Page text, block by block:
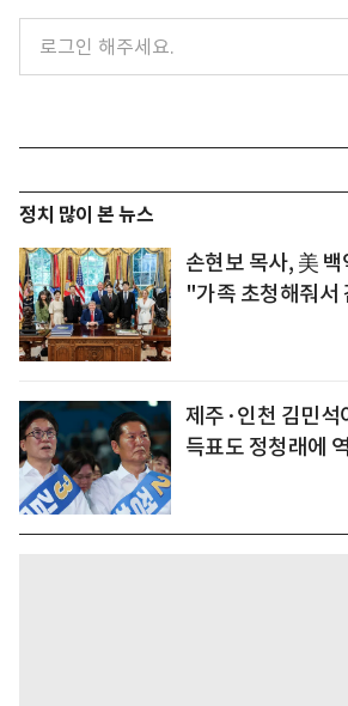
정치 많이 본 뉴스
손현보 목사, 美
"가족 초청해줘서
제주·인천 김민석
득표도 정청래에